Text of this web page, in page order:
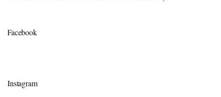
Facebook
Instagram